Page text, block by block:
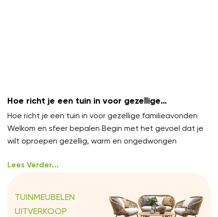
Hoe richt je een tuin in voor gezellige
familieavonden?
Hoe richt je een tuin in voor gezellige familieavonden
Welkom en sfeer bepalen Begin met het gevoel dat je
wilt oproepen gezellig, warm en ongedwongen
Lees Verder...
TUINMEUBELEN
UITVERKOOP